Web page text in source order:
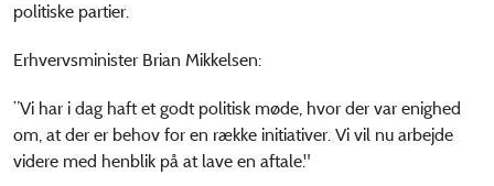
politiske partier.
Erhvervsminister Brian Mikkelsen:
”Vi har i dag haft et godt politisk møde, hvor der var enighed
om, at der er behov for en række initiativer. Vi vil nu arbejde
videre med henblik på at lave en aftale."